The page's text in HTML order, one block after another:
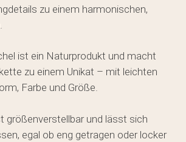
zu einem harmonischen,
ist ein Naturprodukt und macht
zu einem Unikat – mit leichten
Farbe und Größe.
größenverstellbar und lässt sich
egal ob eng getragen oder locker